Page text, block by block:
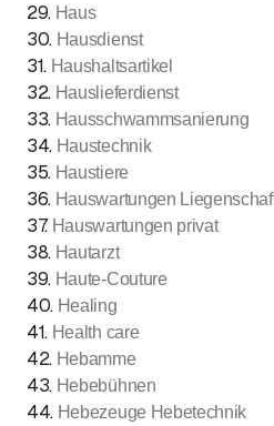
29. Haus
30. Hausdienst
31. Haushaltsartikel
32. Hauslieferdienst
33. Hausschwammsanierung
34. Haustechnik
35. Haustiere
36. Hauswartungen
37. Hauswartungen privat
38. Hautarzt
39. Haute-Couture
40. Healing
41. Health care
42. Hebamme
43. Hebebühnen
44. Hebezeuge Hebetechnik